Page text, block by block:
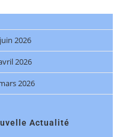
2026
2026
2026
Actualité